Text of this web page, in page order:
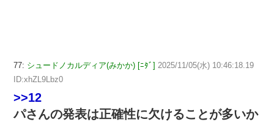
77: シュードノカルディア(みかか) [ﾆﾀﾞ] 2025/11/05(水) 10:46:18.19
ID:xhZL9Lbz0
>>12
パさんの発表は正確性に欠けることが多いか